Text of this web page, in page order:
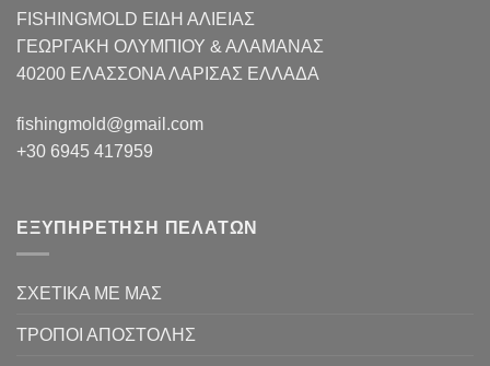
FISHINGMOLD ΕΙΔΗ ΑΛΙΕΙΑΣ
ΓΕΩΡΓΑΚΗ ΟΛΥΜΠΙΟΥ & ΑΛΑΜΑΝΑΣ
40200 ΕΛΑΣΣΟΝΑ ΛΑΡΙΣΑΣ EΛΛΑΔΑ
fishingmold@gmail.com
+30 6945 417959
ΕΞΥΠΗΡΕΤΗΣΗ ΠΕΛΑΤΩΝ
ΣΧΕΤΙΚΑ ΜΕ ΜΑΣ
ΤΡΟΠΟΙ ΑΠΟΣΤΟΛΗΣ